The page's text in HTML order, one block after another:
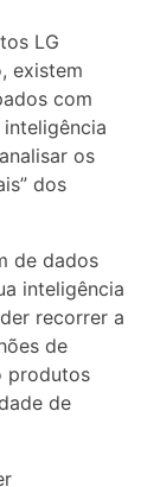
LG
existem
com
os
dos
de dados
inteligência
recorrer a
de
produtos
de